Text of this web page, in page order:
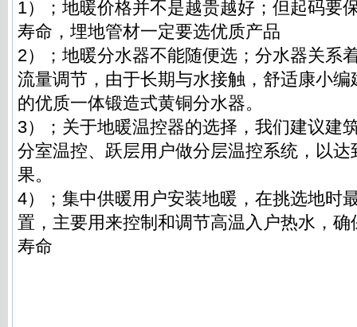
1）；地暖价格并不是越贵越好；但起码要
寿命，埋地管材一定要选优质产品
2）；地暖分水器不能随便选；分水器关系
流量调节，由于长期与水接触，舒适康小
的优质一体锻造式黄铜分水器。
3）；关于地暖温控器的选择，我们建议建
分室温控、跃层用户做分层温控系统，以
果。
4）；集中供暖用户安装地暖，在挑选地时
置，主要用来控制和调节高温入户热水，
寿命